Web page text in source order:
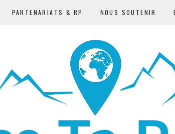
PARTENARIATS & RP NOUS SOUTENIR